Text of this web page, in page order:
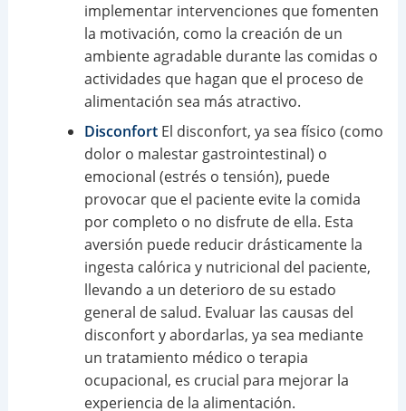
implementar intervenciones que fomenten
la motivación, como la creación de un
ambiente agradable durante las comidas o
actividades que hagan que el proceso de
alimentación sea más atractivo.
DisconfortEl disconfort, ya sea físico (como
dolor o malestar gastrointestinal) o
emocional (estrés o tensión), puede
provocar que el paciente evite la comida
por completo o no disfrute de ella. Esta
aversión puede reducir drásticamente la
ingesta calórica y nutricional del paciente,
llevando a un deterioro de su estado
general de salud. Evaluar las causas del
disconfort y abordarlas, ya sea mediante
un tratamiento médico o terapia
ocupacional, es crucial para mejorar la
experiencia de la alimentación.